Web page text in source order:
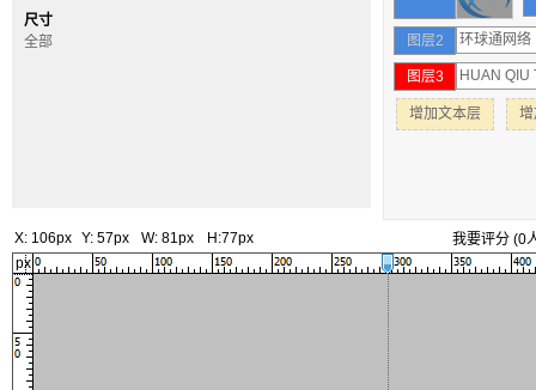
尺寸
全部
图层2
图层3
增加文本层
X: 106px Y: 57px W: 81px H:77px 我要评分 (0
px